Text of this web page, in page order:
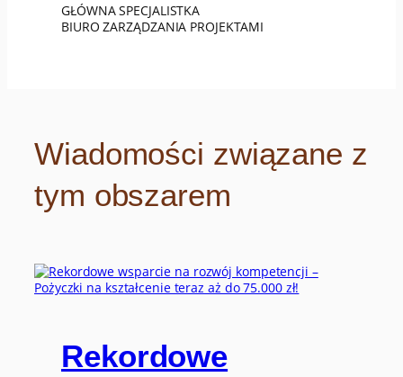
GŁÓWNA SPECJALISTKA
BIURO ZARZĄDZANIA PROJEKTAMI
Wiadomości związane z
tym obszarem
Rekordowe